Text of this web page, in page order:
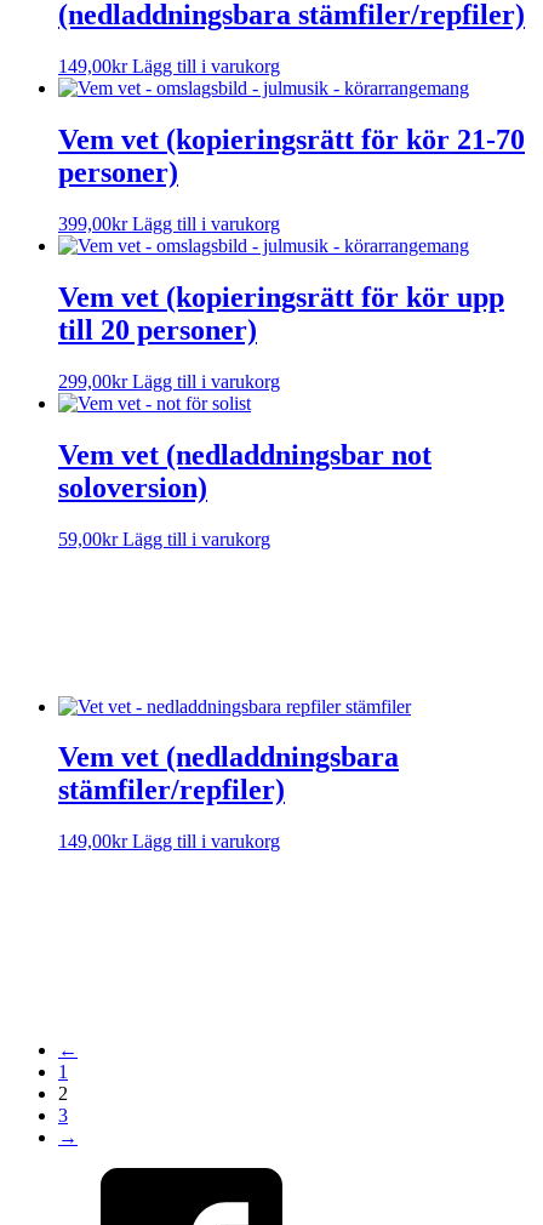
(nedladdningsbara stämfiler/repfiler)
149,00kr Lägg till i varukorg
Vem vet (kopieringsrätt för kör 21-70
personer)
399,00kr Lägg till i varukorg
Vem vet (kopieringsrätt för kör upp
till 20 personer)
299,00kr Lägg till i varukorg
Vem vet (nedladdningsbar not
soloversion)
59,00kr Lägg till i varukorg
Vem vet (nedladdningsbara
stämfiler/repfiler)
149,00kr Lägg till i varukorg
←
1
2
3
→